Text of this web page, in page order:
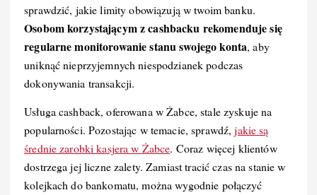
sprawdzić, jakie limity obowiązują w twoim banku.
Osobom korzystającym z cashbacku rekomenduje się
regularne monitorowanie stanu swojego konta, aby
uniknąć nieprzyjemnych niespodzianek podczas
dokonywania transakcji.
Usługa cashback, oferowana w Żabce, stale zyskuje na
popularności. Pozostając w temacie, sprawdź,jakie są
średnie zarobki kasjera w Żabce. Coraz więcej klientów
dostrzega jej liczne zalety. Zamiast tracić czas na stanie w
kolejkach do bankomatu, można wygodnie połączyć